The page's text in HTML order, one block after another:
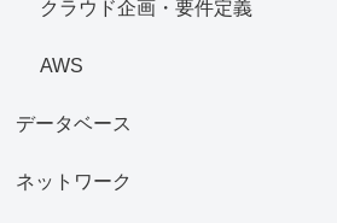
クラウド企画・要件定義
AWS
データベース
ネットワーク